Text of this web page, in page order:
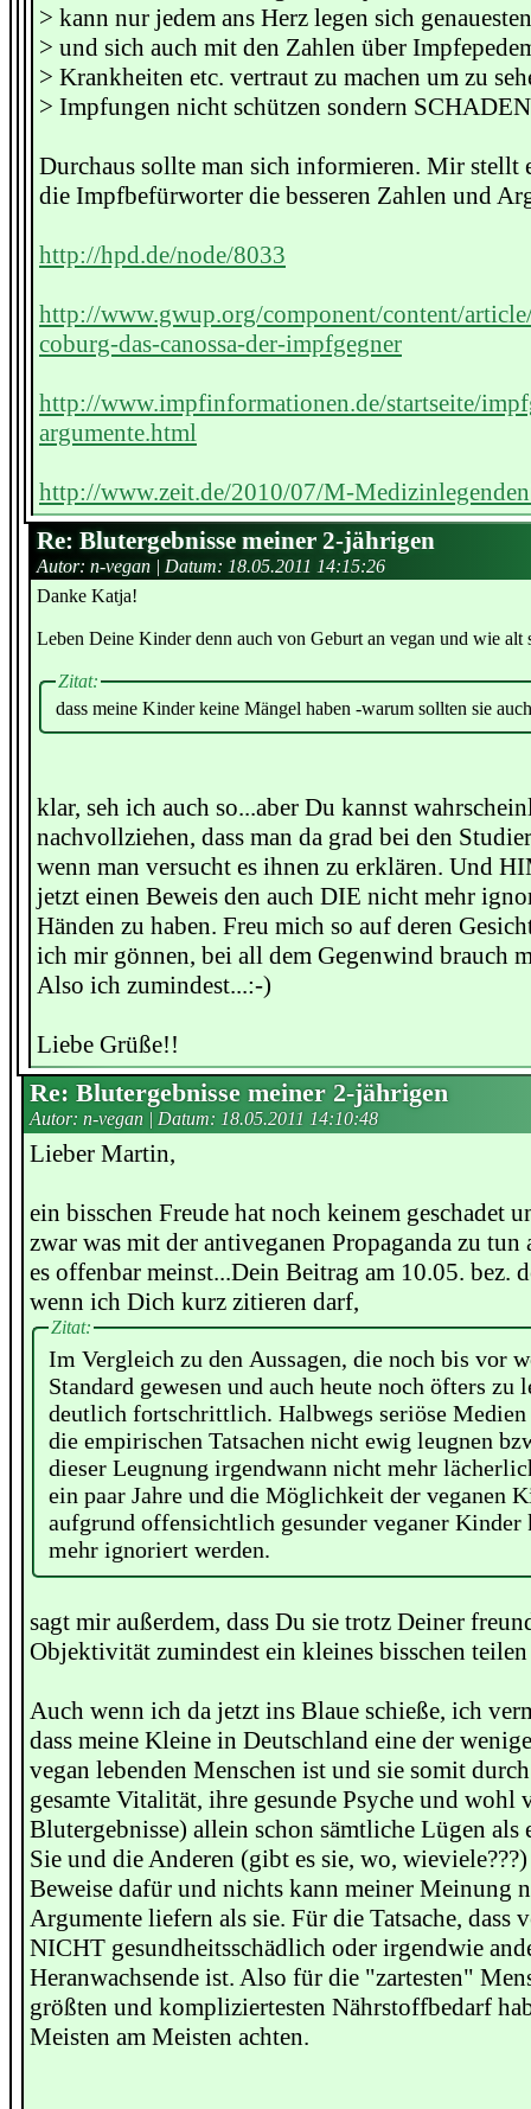
> kann nur jedem ans Herz legen sich
> und sich auch mit den Zahlen über
> Krankheiten etc. vertraut zu machen um zu
> Impfungen nicht schützen sondern
Durchaus sollte man sich informieren. Mir stellt
die Impfbefürworter die besseren Zahlen und
http://hpd.de/node/8033
http://www.gwup.org/component/content/
coburg-das-canossa-der-impfgegner
http://www.impfinformationen.de/startseite/
argumente.html
http://www.zeit.de/2010/07/M-
Re: Blutergebnisse meiner 2-jährigen
Autor: n-vegan | Datum: 18.05.2011 14:15:26
Danke Katja!
Leben Deine Kinder denn auch von Geburt an vegan und wie alt
Zitat:
dass meine Kinder keine Mängel haben -warum sollten sie
klar, seh ich auch so...aber Du kannst
nachvollziehen, dass man da grad bei den
wenn man versucht es ihnen zu erklären. Und
jetzt einen Beweis den auch DIE nicht mehr
Händen zu haben. Freu mich so auf deren
ich mir gönnen, bei all dem Gegenwind brauch
Also ich zumindest...:-)
Liebe Grüße!!
Re: Blutergebnisse meiner 2-jährigen
Autor: n-vegan | Datum: 18.05.2011 14:10:48
Lieber Martin,
ein bisschen Freude hat noch keinem geschadet
zwar was mit der antiveganen Propaganda zu
es offenbar meinst...Dein Beitrag am 10.05. bez.
wenn ich Dich kurz zitieren darf,
Zitat:
Im Vergleich zu den Aussagen, die noch bis vor
Standard gewesen und auch heute noch öfters zu
deutlich fortschrittlich. Halbwegs seriöse
die empirischen Tatsachen nicht ewig leugnen
dieser Leugnung irgendwann nicht mehr
ein paar Jahre und die Möglichkeit der veganen
aufgrund offensichtlich gesunder veganer Kinder
mehr ignoriert werden.
sagt mir außerdem, dass Du sie trotz Deiner
Objektivität zumindest ein kleines bisschen
Auch wenn ich da jetzt ins Blaue schieße, ich
dass meine Kleine in Deutschland eine der
vegan lebenden Menschen ist und sie somit
gesamte Vitalität, ihre gesunde Psyche und wohl
Blutergebnisse) allein schon sämtliche Lügen als
Sie und die Anderen (gibt es sie, wo,
Beweise dafür und nichts kann meiner Meinung
Argumente liefern als sie. Für die Tatsache, dass
NICHT gesundheitsschädlich oder irgendwie
Heranwachsende ist. Also für die "zartesten"
größten und kompliziertesten Nährstoffbedarf
Meisten am Meisten achten.